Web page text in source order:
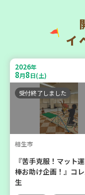
神戸市長田区
で遊ぼう♪ 親子で楽
夏祭り
親子で楽しむ
9月23日(水)
イ
2026年
8月8日(土)
受付終了しました
相生市
『苦手克服！マット
棒お助け企画！』コ
生